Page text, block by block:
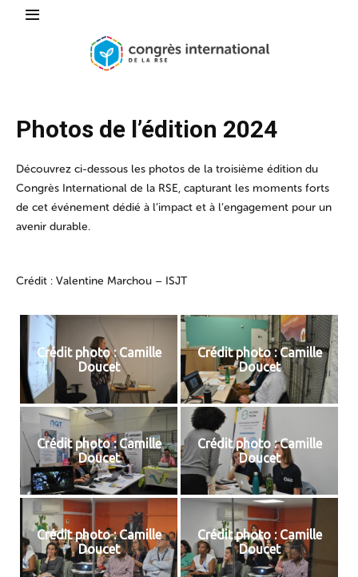
Photos de l’édition 2024
Découvrez ci-dessous les photos de la troisième édition du
Congrès International de la RSE, capturant les moments forts
de cet événement dédié à l’impact et à l’engagement pour un
avenir durable.
Crédit : Valentine Marchou – ISJT
Crédit photo : Camille
Doucet
Crédit photo : Camille
Doucet
Crédit photo : Camille
Doucet
Crédit photo : Camille
Doucet
Crédit photo : Camille
Doucet
Crédit photo : Camille
Doucet